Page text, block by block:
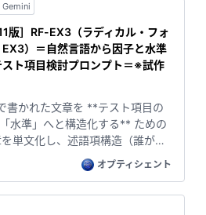
を解説することを目指して作っ
特化して発展させたものになり
ロワークス『ふりがなプログラ
下し文を参考にプロンプトを書
の格納
力（トーク
ける。 - こ
／いつどこまで見せるか**」の
ーンとの関係性決定表` - `通
`・`出力形式決定` など、**
決定をすべてここに集約**して
数ターン出力を制御できてしま
何ができるか:**
を貯めておき、トークン数を見
出す**、という「出力の分割ロ
に独立させています。 - **どこ
：`【続
けを担当 - Model：今回
ロジックは最小限 - **ねら
人が、そのまま骨組みとしてコ
版］RF-EX3（ラディカル・フォ
）＝自然言語から因子と水準
スト項目検討プロンプト＝※試作
書かれた文章を **テスト項目の
水準」へと構造化する** ための
子を抽出し、 その水準を
項目検討の“前段階”を自動化しま
課題に向き合えずにいました。
オプティシェント